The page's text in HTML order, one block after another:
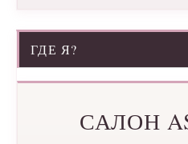
ГДЕ Я?
САЛОН